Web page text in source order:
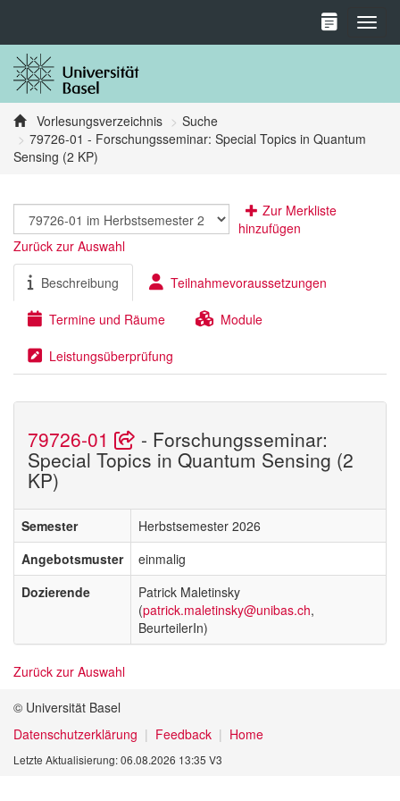
Vorlesungsverzeichnis
Suche
79726-01 - Forschungsseminar: Special Topics in Quantum
Sensing (2 KP)
Zur Merkliste
hinzufügen
Zurück zur Auswahl
Beschreibung Teilnahmevoraussetzungen
Termine und Räume Module
Leistungsüberprüfung
79726-01 - Forschungsseminar:
Special Topics in Quantum Sensing (2
KP)
Semester
Herbstsemester 2026
Angebotsmuster
einmalig
Dozierende
Patrick Maletinsky
(patrick.maletinsky@unibas.ch,
BeurteilerIn)
Zurück zur Auswahl
© Universität Basel
Datenschutzerklärung
Feedback Home
Letzte Aktualisierung: 06.08.2026 13:35 V3